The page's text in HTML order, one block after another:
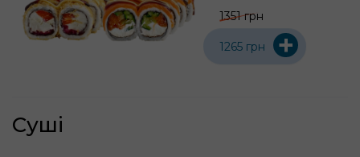
1351 грн
1265 грн +
Суші